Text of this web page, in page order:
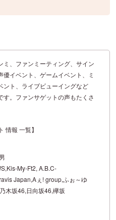
ミ、ファンミーティング、サイン
イベント、ゲームイベント、ミ
ント、ライブビューイングなど
。ファンサゲットの声もたくさ
情報 一覧】
My-Ft2, A.B.C-
Japan,Aぇ! group,ふぉ～ゆ
木坂46,日向坂46,欅坂